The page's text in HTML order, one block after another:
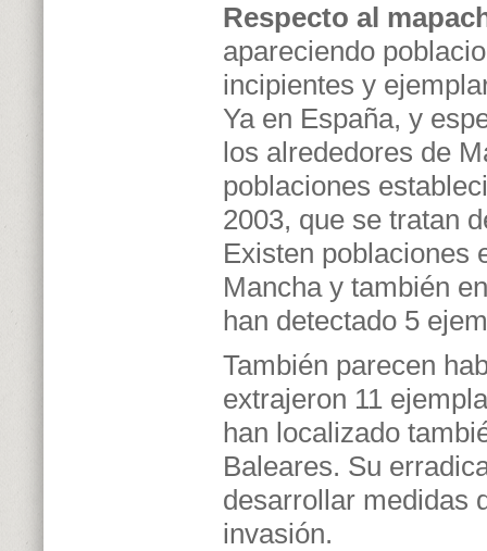
Respecto al
apareciendo
incipientes y
Ya en España, y
los alrededores de
poblaciones
2003, que se tratan
Existen poblaciones
Mancha y también
han detectado 5
También parecen
extrajeron 11
han localizado
Baleares. Su
desarrollar medidas
invasión.